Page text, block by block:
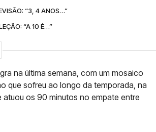
“3, 4 ANOS…”
“A 10 É…”
na última semana, com um mosaico
que sofreu ao longo da temporada, na
os 90 minutos no empate entre